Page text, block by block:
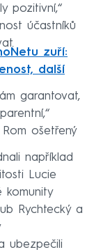
pozitivní,“
účastníků
zuří:
další
garantovat,
ošetřený
například
Lucie
komunity
Rychtecký a
ubezpečili